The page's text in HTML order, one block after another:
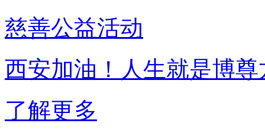
慈善公益活动
西安加油！人生就是
了解更多